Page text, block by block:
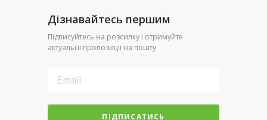
Дізнавайтесь першим
Підписуйтесь на розсилку і отримуйте
актуальні пропозиції на пошту
ПІДПИСАТИСЬ